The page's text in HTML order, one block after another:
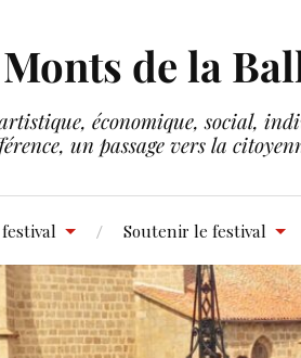
de la
économique, social,
un passage vers la
Soutenir le festival